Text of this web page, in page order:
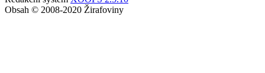
Obsah © 2008-2020 Žirafoviny